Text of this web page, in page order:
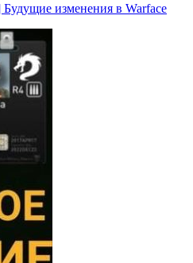
изменения в Warface